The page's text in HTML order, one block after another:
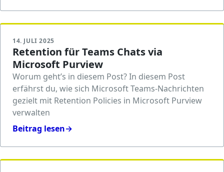
14. JULI 2025
Retention für Teams Chats via
Microsoft Purview
Worum geht’s in diesem Post? In diesem Post
erfährst du, wie sich Microsoft Teams-Nachrichten
gezielt mit Retention Policies in Microsoft Purview
verwalten
Beitrag lesen→